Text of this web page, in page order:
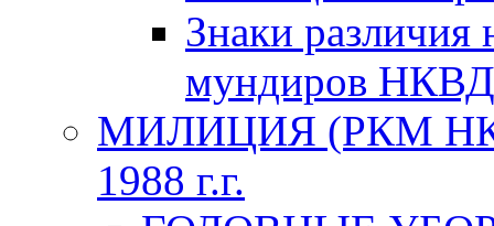
Знаки различия
мундиров
МИЛИЦИЯ (РКМ
1988 г.г.